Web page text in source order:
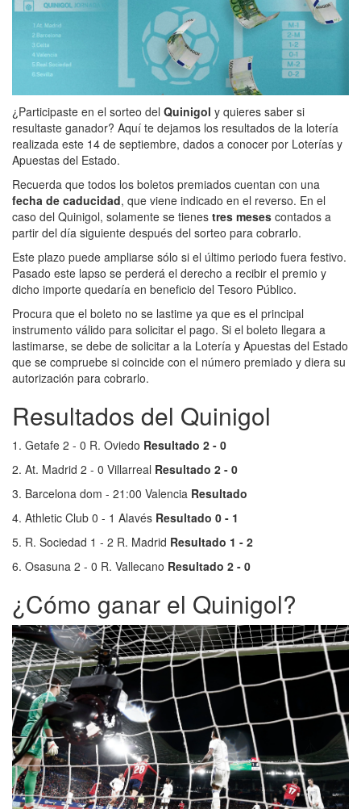
¿Participaste en el sorteo del Quinigol y quieres saber si
resultaste ganador? Aquí te dejamos los resultados de la lotería
realizada este 14 de septiembre, dados a conocer por Loterías y
Apuestas del Estado.
Recuerda que todos los boletos premiados cuentan con una
fecha de caducidad, que viene indicado en el reverso. En el
caso del Quinigol, solamente se tienes tres meses contados a
partir del día siguiente después del sorteo para cobrarlo.
Este plazo puede ampliarse sólo si el último periodo fuera festivo.
Pasado este lapso se perderá el derecho a recibir el premio y
dicho importe quedaría en beneficio del Tesoro Público.
Procura que el boleto no se lastime ya que es el principal
instrumento válido para solicitar el pago. Si el boleto llegara a
lastimarse, se debe de solicitar a la Lotería y Apuestas del Estado
que se compruebe si coincide con el número premiado y diera su
autorización para cobrarlo.
Resultados del Quinigol
1. Getafe 2 - 0 R. Oviedo Resultado 2 - 0
2. At. Madrid 2 - 0 Villarreal Resultado 2 - 0
3. Barcelona dom - 21:00 Valencia Resultado
4. Athletic Club 0 - 1 Alavés Resultado 0 - 1
5. R. Sociedad 1 - 2 R. Madrid Resultado 1 - 2
6. Osasuna 2 - 0 R. Vallecano Resultado 2 - 0
¿Cómo ganar el Quinigol?